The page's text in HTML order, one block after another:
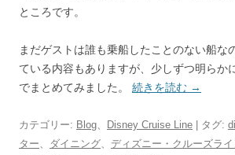
ところです。
まだゲストは誰も乗船したことのない船な
ている内容もありますが、少しずつ明らか
でまとめてみました。 続きを読む →
カテゴリー: Blog Disney Cruise Line | タグ:
ター
ダイニング ディズニー・クルーズライ